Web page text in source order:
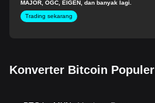
MAJOR, OGC, EIGEN, dan banyak lagi.
Trading sekarang
Konverter Bitcoin Populer